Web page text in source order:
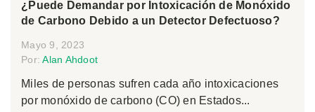
¿Puede Demandar por Intoxicación de Monóxido
de Carbono Debido a un Detector Defectuoso?
Mayo 9, 2023
Por:Alan Ahdoot
Miles de personas sufren cada año intoxicaciones
por monóxido de carbono (CO) en Estados...